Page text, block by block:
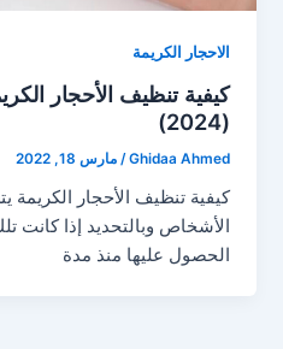
الاحجار الكريمة
كيفية تنظيف الأحجار
(2024)
Ghidaa Ahmed
/مارس 18, 2022
كيفية تنظيف الأحجار الكريمة
الأشخاص وبالتحديد إذا كانت
الحصول عليها منذ مدة